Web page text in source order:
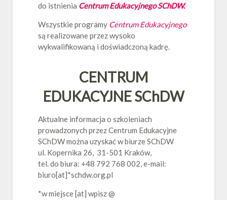
do istnienia Centrum Edukacyjnego SChDW.
Wszystkie programy Centrum Edukacyjnego
są realizowane przez wysoko
wykwalifikowaną i doświadczoną kadrę.
CENTRUM
EDUKACYJNE SChDW
Aktualne informacja o szkoleniach
prowadzonych przez Centrum Edukacyjne
SChDW można uzyskać w biurze SChDW
ul. Kopernika 26, 31-501 Kraków,
tel. do biura: +48 792 768 002, e-mail:
biuro[at]*schdw.org.pl
*w miejsce [at] wpisz @